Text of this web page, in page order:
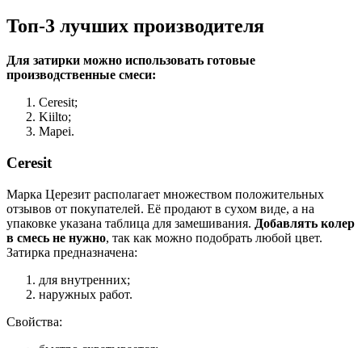
Toп-3 лучших производителя
Для затирки можно использовать готовые
производственные смеси:
Ceresit;
Kiilto;
Mapei.
Ceresit
Марка Церезит располагает множеством положительных
отзывов от покупателей. Её продают в сухом виде, а на
упаковке указана таблица для замешивания. Добавлять колер
в смесь не нужно, так как можно подобрать любой цвет.
Затирка предназначена:
для внутренних;
наружных работ.
Свойства: